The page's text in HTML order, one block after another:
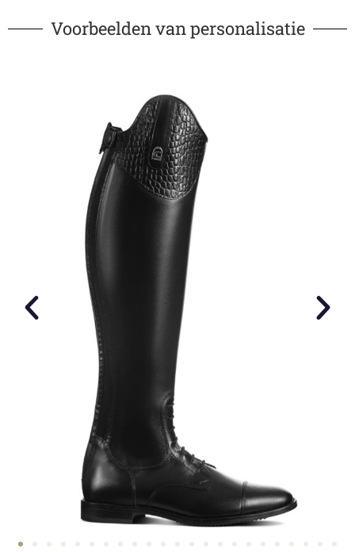
Voorbeelden van personalisatie